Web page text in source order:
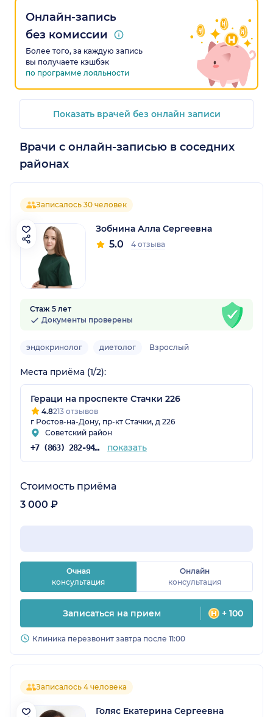
Онлайн-запись
без комиссии
Более того, за каждую запись
вы получаете кэшбэк
по программе лояльности
Показать врачей без онлайн записи
Врачи с онлайн-записью в соседних
районах
Записалось 30 человек
Зобнина Алла Сергеевна
5.0 4 отзыва
Стаж 5 лет
Документы проверены
эндокринолог диетолог Взрослый
Места приёма (1/2):
Гераци на проспекте Стачки 226
4.8213 отзывов
г Ростов-на-Дону, пр-кт Стачки, д 226
Советский район
+7 (863) 282-94-43 показать
Стоимость приёма
3 000 ₽
Очная
консультация
Онлайн
консультация
Записаться на прием + 100
Клиника перезвонит завтра после 11:00
Записалось 4 человека
Голяс Екатерина Сергеевна